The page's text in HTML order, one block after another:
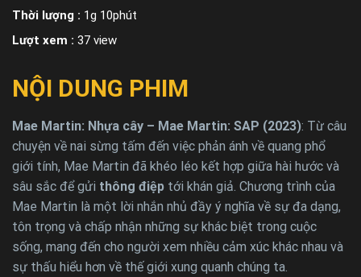
Thời lượng : 1g 10phút
Lượt xem : 37 view
NỘI DUNG PHIM
Mae Martin: Nhựa cây – Mae Martin: SAP (2023): Từ câu
chuyện về nai sừng tấm đến việc phản ánh về quang phổ
giới tính, Mae Martin đã khéo léo kết hợp giữa hài hước và
sâu sắc để gửi thông điệp tới khán giả. Chương trình của
Mae Martin là một lời nhắn nhủ đầy ý nghĩa về sự đa dạng,
tôn trọng và chấp nhận những sự khác biệt trong cuộc
sống, mang đến cho người xem nhiều cảm xúc khác nhau và
sự thấu hiểu hơn về thế giới xung quanh chúng ta.